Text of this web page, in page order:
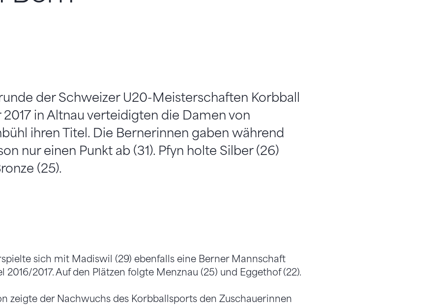
der Schweizer U20-Meisterschaften Korbball
2017 in Altnau verteidigten die Damen von
ihren Titel. Die Bernerinnen gaben während
nur einen Punkt ab (31). Pfyn holte Silber (26)
(25).
sich mit Madiswil (29) ebenfalls eine Berner Mannschaft
2017. Auf den Plätzen folgte Menznau (25) und Eggethof (22).
zeigte der Nachwuchs des Korbballsports den Zuschauerinnen